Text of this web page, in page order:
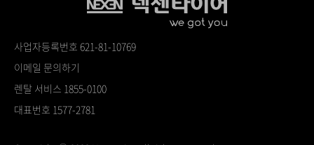
사업자등록번호 621-81-10769
이메일 문의하기
렌탈 서비스 1855-0100
대표번호 1577-2781